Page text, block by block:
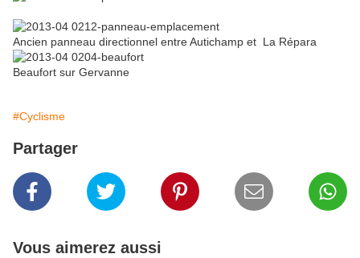
Ancien panneau directionnel entre Autichamp et La Répara
Beaufort sur Gervanne
#Cyclisme
Partager
Vous aimerez aussi